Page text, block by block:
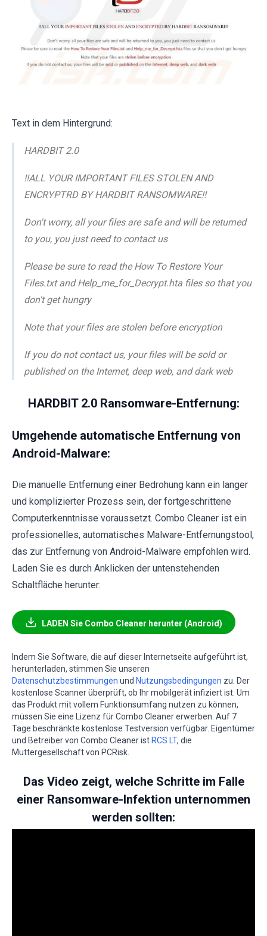
Text in dem Hintergrund:
HARDBIT 2.0
!!ALL YOUR IMPORTANT FILES STOLEN AND
ENCRYPTRD BY HARDBIT RANSOMWARE!!
Don't worry, all your files are safe and will be returned
to you, you just need to contact us
Please be sure to read the How To Restore Your
Files.txt and Help_me_for_Decrypt.hta files so that you
don't get hungry
Note that your files are stolen before encryption
If you do not contact us, your files will be sold or
published on the Internet, deep web, and dark web
HARDBIT 2.0 Ransomware-Entfernung:
Umgehende automatische Entfernung von
Android-Malware:
Die manuelle Entfernung einer Bedrohung kann ein langer
und komplizierter Prozess sein, der fortgeschrittene
Computerkenntnisse voraussetzt. Combo Cleaner ist ein
professionelles, automatisches Malware-Entfernungstool,
das zur Entfernung von Android-Malware empfohlen wird.
Laden Sie es durch Anklicken der untenstehenden
Schaltfläche herunter:
LADEN Sie Combo Cleaner herunter (Android)
Indem Sie Software, die auf dieser Internetseite aufgeführt ist,
herunterladen, stimmen Sie unseren
Datenschutzbestimmungen und Nutzungsbedingungen zu. Der
kostenlose Scanner überprüft, ob Ihr mobilgerät infiziert ist. Um
das Produkt mit vollem Funktionsumfang nutzen zu können,
müssen Sie eine Lizenz für Combo Cleaner erwerben. Auf 7
Tage beschränkte kostenlose Testversion verfügbar. Eigentümer
und Betreiber von Combo Cleaner ist RCS LT, die
Muttergesellschaft von PCRisk.
Das Video zeigt, welche Schritte im Falle
einer Ransomware-Infektion unternommen
werden sollten: